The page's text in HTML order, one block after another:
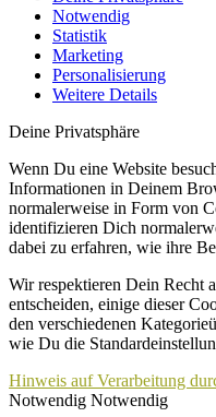
Notwendig
Statistik
Marketing
Personalisierung
Weitere Details
Deine Privatsphäre
Wenn Du eine Website
Informationen in Deinem
normalerweise in Form von
identifizieren Dich
dabei zu erfahren, wie ihre
Wir respektieren Dein Recht
entscheiden, einige dieser
den verschiedenen
wie Du die
Hinweis auf Verarbeitung
Notwendig Notwendig